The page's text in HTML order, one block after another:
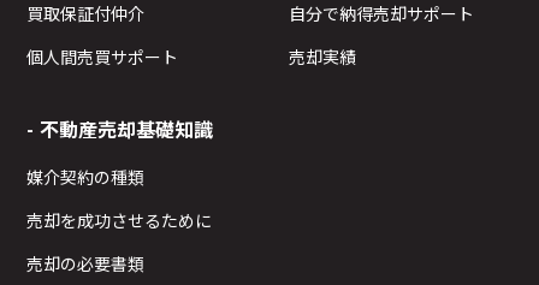
買取保証付仲介
自分で納得売却サポート
個人間売買サポート
売却実績
不動産売却基礎知識
媒介契約の種類
売却を成功させるために
売却の必要書類